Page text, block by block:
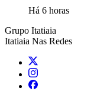
Há 6 horas
Grupo Itatiaia
Itatiaia Nas Redes